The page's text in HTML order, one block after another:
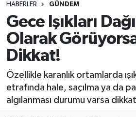
HABERLER GÜNDEM
Gece Işıkları
Olarak
Dikkat!
Özellikle karanlık ortamlarda
etrafında hale, saçılma ya da
algılanması durumu varsa
İstanbul Namaz Vakitleri
Trafik Durumu
Süper Lig Puan Durumu ve
Tüm Manşetler